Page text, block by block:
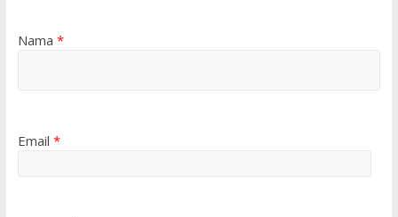
Nama *
Email *